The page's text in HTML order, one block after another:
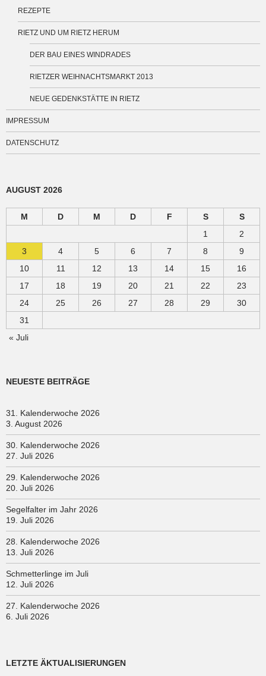
REZEPTE
RIETZ UND UM RIETZ HERUM
DER BAU EINES WINDRADES
RIETZER WEIHNACHTSMARKT 2013
NEUE GEDENKSTÄTTE IN RIETZ
IMPRESSUM
DATENSCHUTZ
AUGUST 2026
M D M D F S
S
1
2
3
4 5 6 7 8
9
10
11 12 13 14 15
16
17
18 19 20 21 22
23
24
25 26 27 28 29
30
31
« Juli
NEUESTE BEITRÄGE
31. Kalenderwoche 2026
3. August 2026
30. Kalenderwoche 2026
27. Juli 2026
29. Kalenderwoche 2026
20. Juli 2026
Segelfalter im Jahr 2026
19. Juli 2026
28. Kalenderwoche 2026
13. Juli 2026
Schmetterlinge im Juli
12. Juli 2026
27. Kalenderwoche 2026
6. Juli 2026
LETZTE ÄKTUALISIERUNGEN